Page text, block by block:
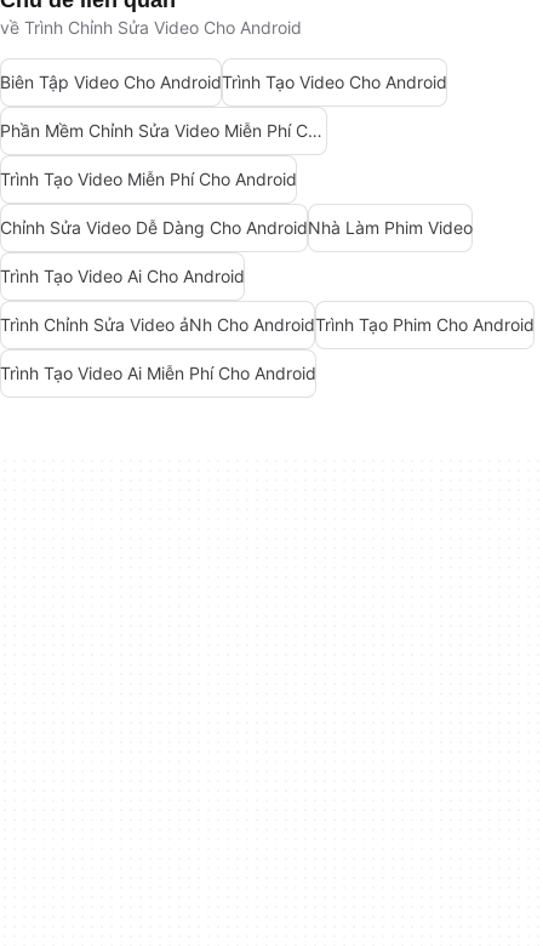
về Trình Chỉnh Sửa Video Cho Android
Biên Tập Video Cho AndroidTrình Tạo Video Cho Android
Phần Mềm Chỉnh Sửa Video Miễn Phí Cho Android
Trình Tạo Video Miễn Phí Cho Android
Chỉnh Sửa Video Dễ Dàng Cho AndroidNhà Làm Phim Video
Trình Tạo Video Ai Cho Android
Trình Chỉnh Sửa Video ảNh Cho AndroidTrình Tạo Phim Cho Android
Trình Tạo Video Ai Miễn Phí Cho Android